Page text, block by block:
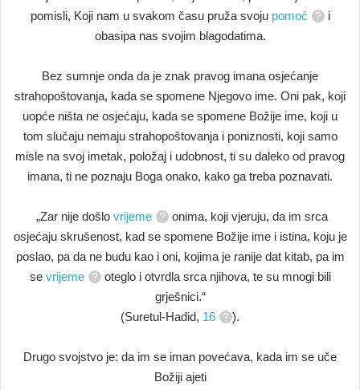
pomisli, Koji nam u svakom času pruža svoju pomoć
i
obasipa nas svojim blagodatima.
Bez sumnje onda da je znak pravog imana osjećanje
strahopoštovanja, kada se spomene Njegovo ime. Oni pak, koji
uopće ništa ne osjećaju, kada se spomene Božije ime, koji u
tom slučaju nemaju strahopoštovanja i poniznosti, koji samo
misle na svoj imetak, položaj i udobnost, ti su daleko od pravog
imana, ti ne poznaju Boga onako, kako ga treba poznavati.
„Zar nije došlo vrijeme
onima, koji vjeruju, da im srca
osjećaju skrušenost, kad se spomene Božije ime i istina, koju je
poslao, pa da ne budu kao i oni, kojima je ranije dat kitab, pa im
se vrijeme
oteglo i otvrdla srca njihova, te su mnogi bili
grješnici.“
(Suretul-Hadid, 16 ).
Drugo svojstvo je: da im se iman povećava, kada im se uče
Božiji ajeti